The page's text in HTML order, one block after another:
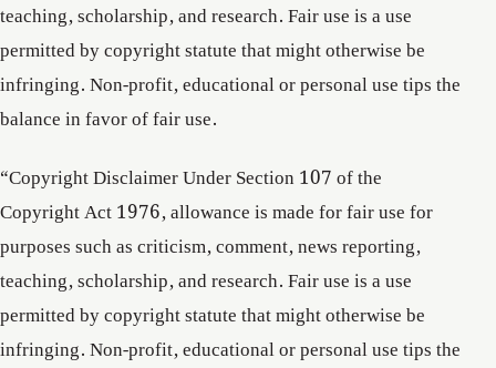
teaching, scholarship, and research. Fair use is a use
permitted by copyright statute that might otherwise be
infringing. Non-profit, educational or personal use tips the
balance in favor of fair use.
“Copyright Disclaimer Under Section 107 of the
Copyright Act 1976, allowance is made for fair use for
purposes such as criticism, comment, news reporting,
teaching, scholarship, and research. Fair use is a use
permitted by copyright statute that might otherwise be
infringing. Non-profit, educational or personal use tips the